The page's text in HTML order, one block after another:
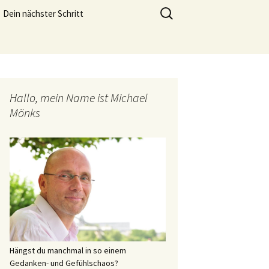
und genießen zu können.
Dein nächster Schritt
Suchen
nach:
Hallo, mein Name ist Michael
Mönks
Hängst du manchmal in so einem
Gedanken- und Gefühlschaos?